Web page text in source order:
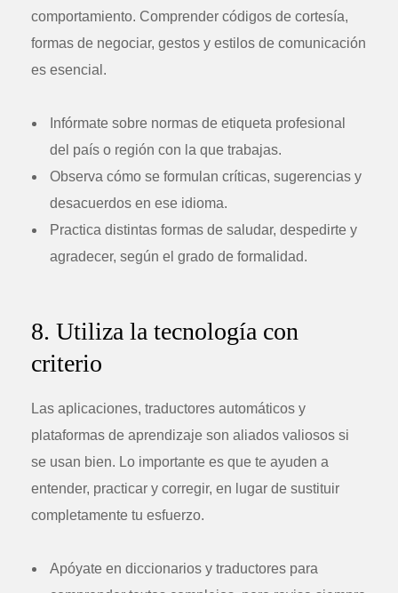
comportamiento. Comprender códigos de cortesía,
formas de negociar, gestos y estilos de comunicación
es esencial.
Infórmate sobre normas de etiqueta profesional
del país o región con la que trabajas.
Observa cómo se formulan críticas, sugerencias y
desacuerdos en ese idioma.
Practica distintas formas de saludar, despedirte y
agradecer, según el grado de formalidad.
8. Utiliza la tecnología con
criterio
Las aplicaciones, traductores automáticos y
plataformas de aprendizaje son aliados valiosos si
se usan bien. Lo importante es que te ayuden a
entender, practicar y corregir, en lugar de sustituir
completamente tu esfuerzo.
Apóyate en diccionarios y traductores para